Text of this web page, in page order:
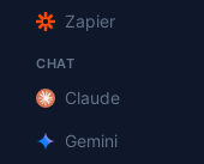
Zapier
CHAT
Claude
Gemini